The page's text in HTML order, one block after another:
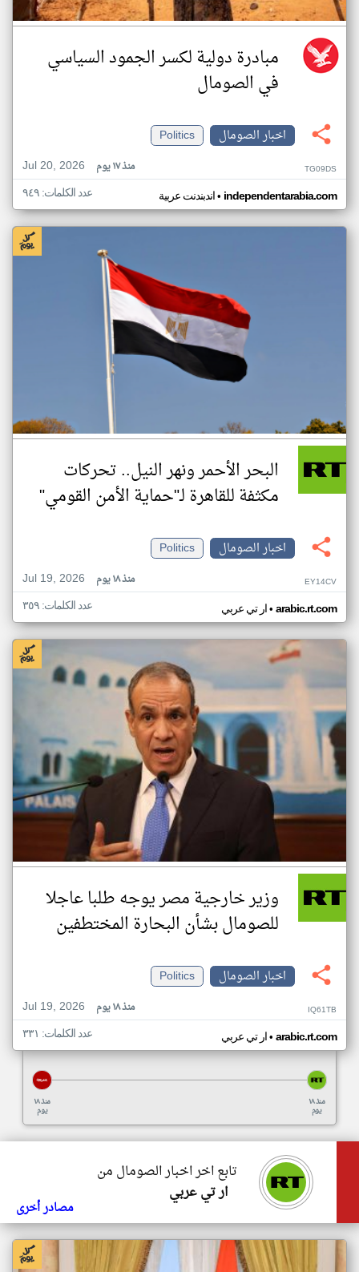
مبادرة دولية لكسر الجمود السياسي
في الصومال
اخبار الصومال
Politics
Jul 20, 2026
منذ ١٧ يوم TG09DS
اندبندنت عربية• independentarabia.com عدد الكلمات: ٩٤٩
البحر الأحمر ونهر النيل.. تحركات
مكثفة للقاهرة لـ"حماية الأمن القومي"
اخبار الصومال
Politics
Jul 19, 2026
منذ ١٨ يوم EY14CV
ار تي عربي• arabic.rt.com عدد الكلمات: ٣٥٩
وزير خارجية مصر يوجه طلبا عاجلا
للصومال بشأن البحارة المختطفين
اخبار الصومال
Politics
Jul 19, 2026
منذ ١٨ يوم IQ61TB
ار تي عربي• arabic.rt.com عدد الكلمات: ٣٣١
منذ ١٨
يوم
منذ ١٨
يوم
تابع اخر اخبار الصومال من
ار تي عربي
مصادر أخرى